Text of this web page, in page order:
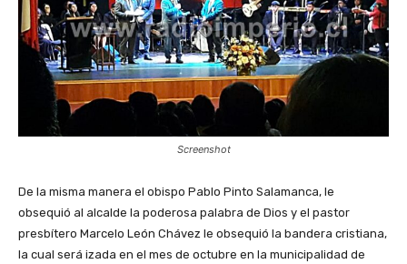
Screenshot
De la misma manera el obispo Pablo Pinto Salamanca, le
obsequió al alcalde la poderosa palabra de Dios y el pastor
presbítero Marcelo León Chávez le obsequió la bandera cristiana,
la cual será izada en el mes de octubre en la municipalidad de